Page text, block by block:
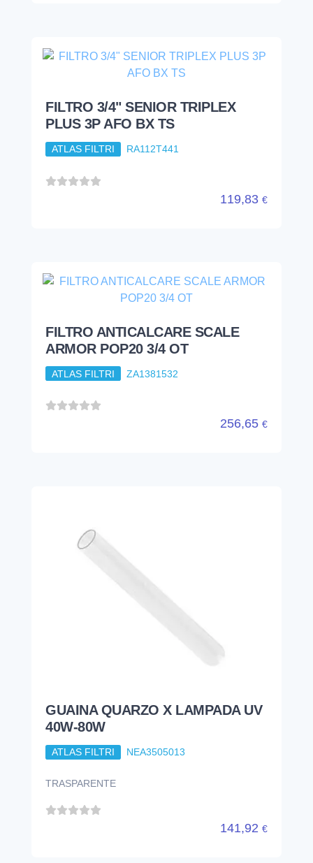
FILTRO 3/4" SENIOR TRIPLEX
PLUS 3P AFO BX TS
ATLAS FILTRI RA112T441
119,83 €
FILTRO ANTICALCARE SCALE
ARMOR POP20 3/4 OT
ATLAS FILTRI ZA1381532
256,65 €
GUAINA QUARZO X LAMPADA UV
40W-80W
ATLAS FILTRI NEA3505013
TRASPARENTE
141,92 €